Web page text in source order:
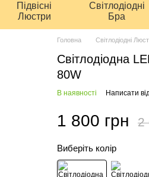
Підвісні
Люстри
Світлодіодні
Бра
Головна Світлодіодні
Світлодіодна
80W
В наявності Написати
1 800 грн 2
Виберіть колір